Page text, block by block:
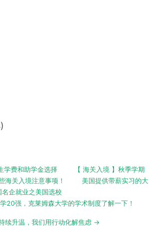
学费和助学金选择
【 海关入境 】秋季学期
海关入境注意事项！
美国提供带薪实习的大
名企就业之美国选校
20强，克莱姆森大学的学术制度了解一下！
续升温，我们用行动化解焦虑 →